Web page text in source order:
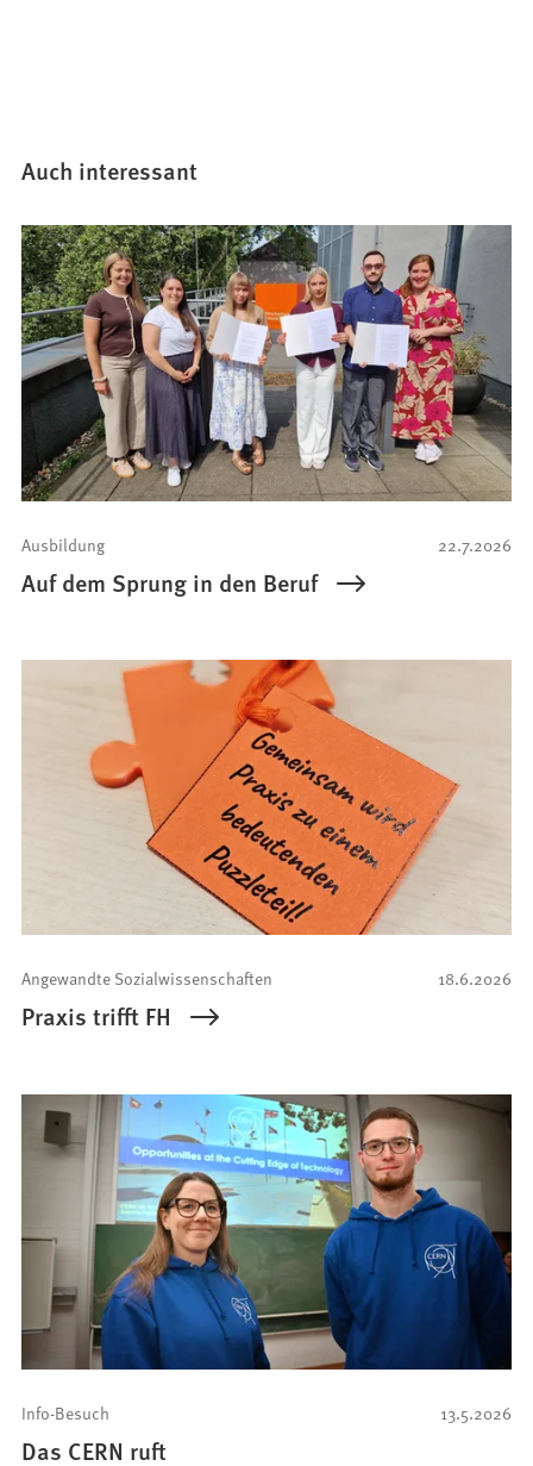
Auch interessant
22.7.2026
Ausbildung
Auf dem Sprung in den Beruf
18.6.2026
Angewandte Sozialwissenschaften
Praxis trifft FH
13.5.2026
Info-Besuch
Das CERN ruft